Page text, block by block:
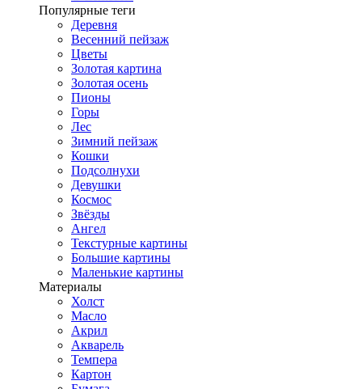
Популярные теги
Деревня
Весенний пейзаж
Цветы
Золотая картина
Золотая осень
Пионы
Горы
Лес
Зимний пейзаж
Кошки
Подсолнухи
Девушки
Космос
Звёзды
Ангел
Текстурные картины
Большие картины
Маленькие картины
Материалы
Холст
Масло
Акрил
Акварель
Темпера
Картон